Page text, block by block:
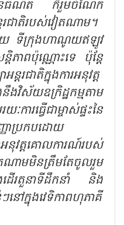
មអ៊ីនធឺណិត ក៏រួមចំណែក
រជាតិរបស់វៀតណាម។
ទីក្រុងហាណូយឥឡូវ
តិភាពប៉ុណ្ណោះទេ ប៉ុន្តែ
ន្តរជាតិក្នុងការអនុវត្ត
យឧក្រិដ្ឋកម្មតាម
រធ្វើជាម្ចាស់ផ្ទះនៃ
ាប្រកបដោយ
វត្តគោលការណ៍របស់
មមិនត្រឹមតែចូលរួម
ដើរតួនាទីដឹកនាំ និង
នៅក្នុងវេទិកាពហុភាគី